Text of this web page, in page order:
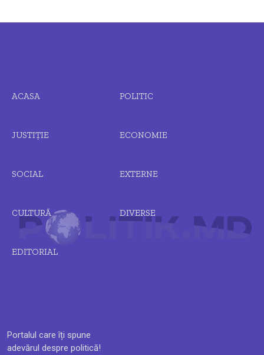
Portalul care îți spune
adevărul despre politică!
ACASA POLITIC
JUSTIȚIE ECONOMIE
SOCIAL EXTERNE
CULTURĂ DIVERSE
EDITORIAL